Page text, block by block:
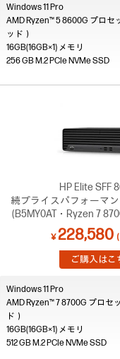
Windows 11 Pro
AMD Ryzen™ 5 8600G プロセ
ッド）
16GB(16GB×1)
256 GB M.2 PCIe NVMe SSD
HP Elite SFF
続プライスパフォーマ
(B5MY0AT・Ryzen 7
【C26】
￥ 228,580
ご購入はこ
Windows 11 Pro
AMD Ryzen™ 7 8700G プロセ
ド）
16GB(16GB×1)
512 GB M.2 PCIe NVMe SSD